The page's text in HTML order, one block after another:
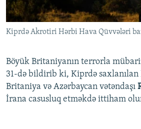
Kiprdə Akrotiri Hərbi Hava Qüvvələri
Böyük Britaniyanın terrorla
31-də bildirib ki, Kiprdə saxlanılan
Britaniya və Azərbaycan vətəndaşı
İrana casusluq etməkdə ittiham